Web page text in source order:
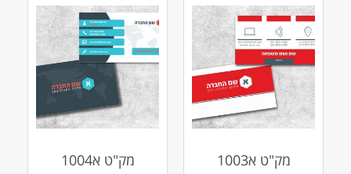
מק"ט א1003 מק"ט א1004